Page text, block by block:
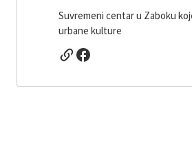
Suvremeni centar u Zaboku
urbane kulture